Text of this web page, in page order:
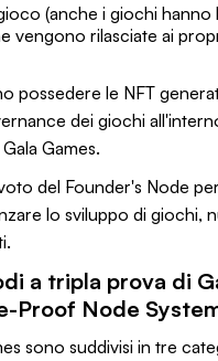
(anche i giochi hanno
vengono rilasciate ai
possedere le NFT
dei giochi
Games.
del Founder's Node
lo sviluppo di giochi,
a tripla prova di
Proof Node
sono suddivisi in tre